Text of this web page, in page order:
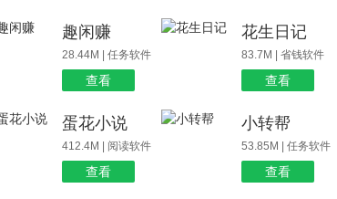
趣闲赚
28.44M | 任务软件
查看
花生日记
83.7M | 省钱软件
查看
蛋花小说
412.4M | 阅读软件
查看
小转帮
53.85M | 任务软件
查看